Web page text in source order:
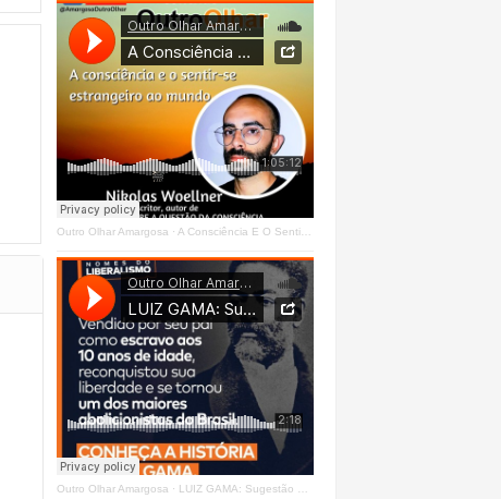
Outro Olhar Amargosa · A Consciência E O Sentir - Se Estrangeiro Ao Mundo
Outro Olhar Amargosa · LUIZ GAMA: Sugestão Outro Olhar